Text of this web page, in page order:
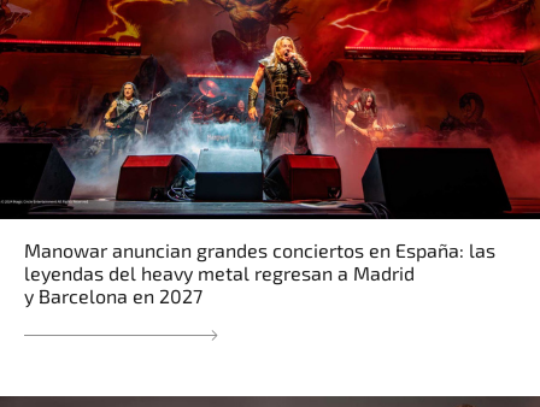
Manowar anuncian grandes conciertos en España: las
leyendas del heavy metal regresan a Madrid
y Barcelona en 2027